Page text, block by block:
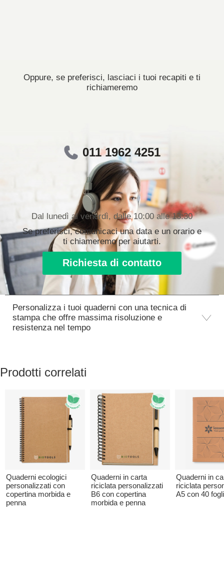
Oppure, se preferisci, lasciaci i tuoi recapiti e ti
richiameremo
011 1962 4251
Dal lunedì al venerdì, dalle 10:00 alle 13:30
Se preferisci, comunicaci una data e un orario e
ti chiameremo per aiutarti.
Richiesta di contatto
Personalizza i tuoi quaderni con una tecnica di
stampa che offre massima risoluzione e
resistenza nel tempo
Prodotti correlati
Quaderni ecologici
personalizzati con
copertina morbida e
penna
Quaderni in carta
riciclata personalizzati
B6 con copertina
morbida e penna
Quaderni in
riciclata
A5 con 40 fogli